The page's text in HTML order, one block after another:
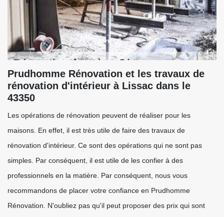
Prudhomme Rénovation et les travaux de
rénovation d'intérieur à Lissac dans le
43350
Les opérations de rénovation peuvent de réaliser pour les
maisons. En effet, il est très utile de faire des travaux de
rénovation d'intérieur. Ce sont des opérations qui ne sont pas
simples. Par conséquent, il est utile de les confier à des
professionnels en la matière. Par conséquent, nous vous
recommandons de placer votre confiance en Prudhomme
Rénovation. N'oubliez pas qu'il peut proposer des prix qui sont